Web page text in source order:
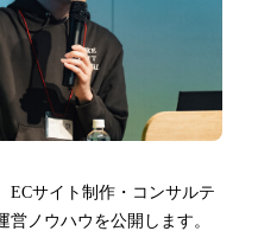
ECサイト制作・コンサルテ
営ノウハウを公開します。